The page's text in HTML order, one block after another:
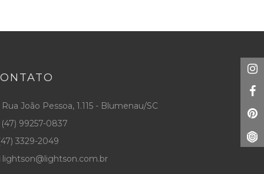
Rua João Pessoa, 1.115 - Blumenau/SC
(47) 99257-0837
3329-2049
lightson@lightson.com.br